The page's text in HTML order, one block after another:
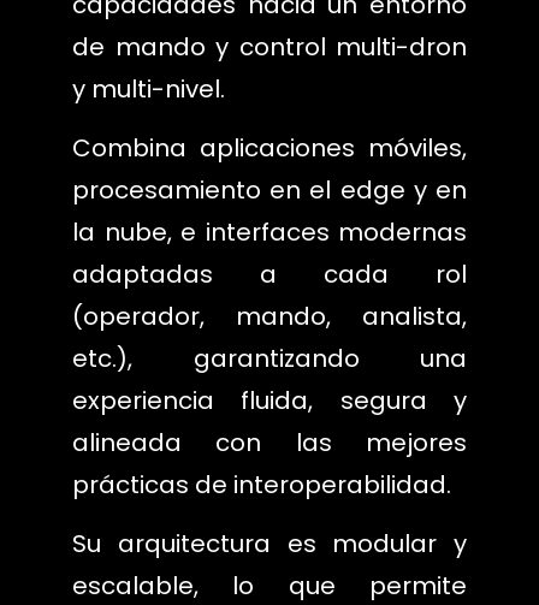
de mando y control multi-dron
y multi-nivel.
Combina aplicaciones móviles,
procesamiento en el edge y en
la nube, e interfaces modernas
adaptadas a cada rol
(operador, mando, analista,
etc.), garantizando una
experiencia fluida, segura y
alineada con las mejores
prácticas de interoperabilidad.
Su arquitectura es modular y
escalable, lo que permite